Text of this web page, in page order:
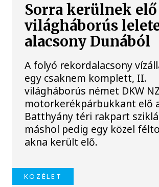
Sorra kerülnek elő
világháborús
alacsony Dunából
A folyó rekordalacsony
egy csaknem komplett, II.
világháborús német DKW
motorkerékpárbukkant elő
Batthyány téri rakpart
máshol pedig egy közel
akna került elő.
KÖZÉLET